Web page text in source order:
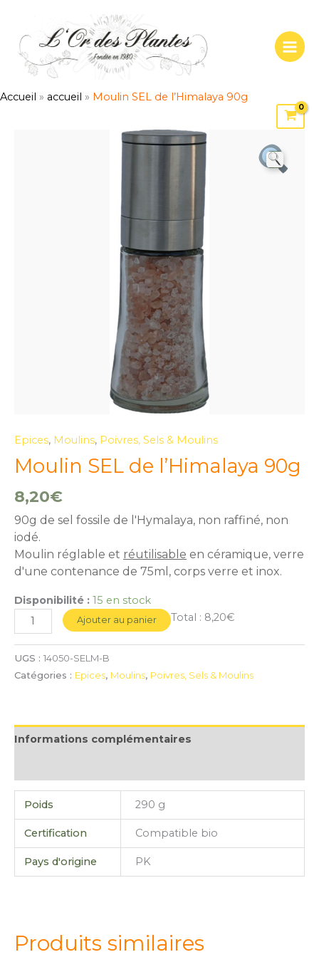
contenu
Accueil » accueil » Moulin SEL de l’Himalaya 90g
Epices, Moulins, Poivres, Sels & Moulins
Moulin SEL de l’Himalaya 90g
8,20€
90g de sel fossile de l'Hymalaya, non raffiné, non
iodé.
Moulin réglable et réutilisable en céramique, verre
d'une contenance de 75ml, corps verre et inox.
Disponibilité : 15 en stock
Ajouter au panier Total : 8,20€
UGS : 14050-SELM-B
Catégories : Epices, Moulins, Poivres, Sels & Moulins
Informations complémentaires
Poids 290 g
Certification Compatible bio
Pays d'origine PK
Produits similaires